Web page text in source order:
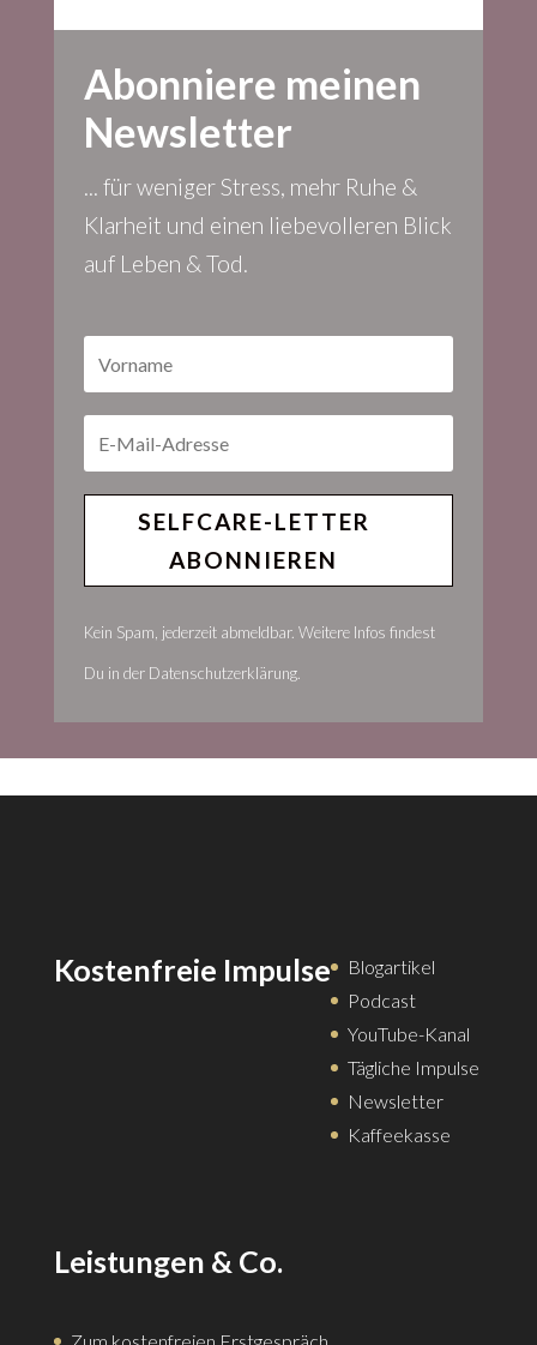
Abonniere meinen
Newsletter
... für weniger Stress, mehr Ruhe &
Klarheit und einen liebevolleren Blick
auf Leben & Tod.
SELFCARE-LETTER
ABONNIEREN
Kein Spam, jederzeit abmeldbar. Weitere Infos findest
Du in der Datenschutzerklärung.
Kostenfreie Impulse
Blogartikel
Podcast
YouTube-Kanal
Tägliche Impulse
Newsletter
Kaffeekasse
Leistungen & Co.